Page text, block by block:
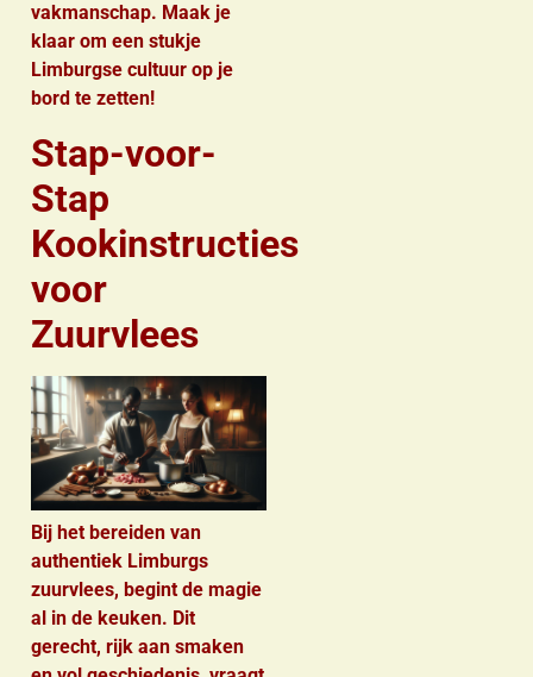
vakmanschap. Maak je
klaar om een stukje
Limburgse cultuur op je
bord te zetten!
Stap-voor-
Stap
Kookinstructies
voor
Zuurvlees
Bij het bereiden van
authentiek Limburgs
zuurvlees, begint de magie
al in de keuken. Dit
gerecht, rijk aan smaken